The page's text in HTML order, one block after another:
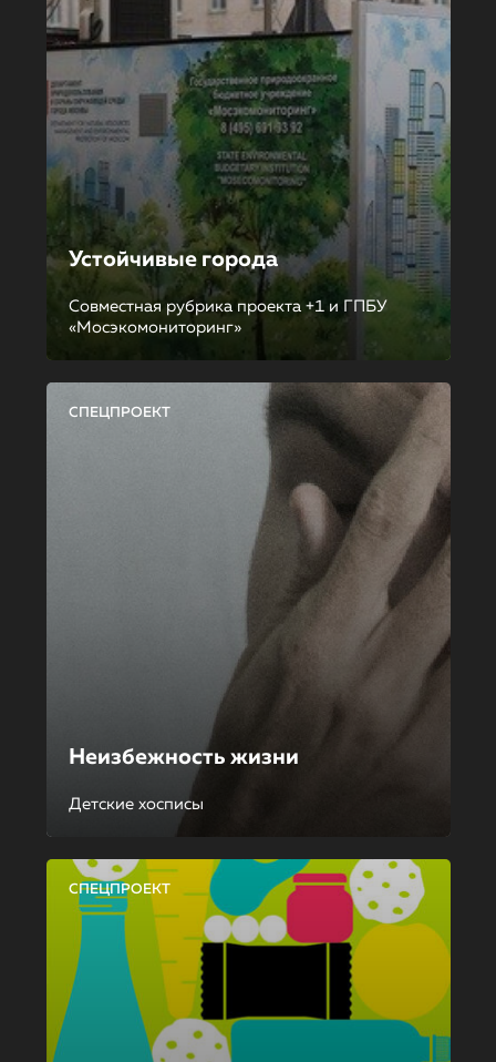
Устойчивые города
Совместная рубрика проекта +1 и ГПБУ
«Мосэкомониторинг»
СПЕЦПРОЕКТ
Неизбежность жизни
Детские хосписы
СПЕЦПРОЕКТ